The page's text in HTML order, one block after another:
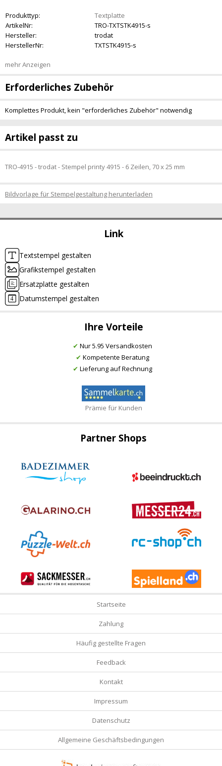
Link
Textstempel gestalten
Grafikstempel gestalten
Ersatzplatte gestalten
Datumstempel gestalten
Ihre Vorteile
✔ Nur 5.95 Versandkosten
✔ Kompetente Beratung
✔ Lieferung auf Rechnung
Prämie für Kunden
Produkttyp:
Textplatte
ArtikelNr:
TRO-TXTSTK4915-s
Hersteller:
trodat
HerstellerNr:
TXTSTK4915-s
mehr Anzeigen
Erforderliches Zubehör
Komplettes Produkt, kein "erforderliches Zubehör" notwendig
Artikel passt zu
TRO-4915 - trodat - Stempel printy 4915 - 6 Zeilen, 70 x 25 mm
Bildvorlage für Stempelgestaltung herunterladen
Partner Shops
Startseite
Zahlung
Häufig gestellte Fragen
Feedback
Kontakt
Impressum
Datenschutz
Allgemeine Geschäftsbedingungen